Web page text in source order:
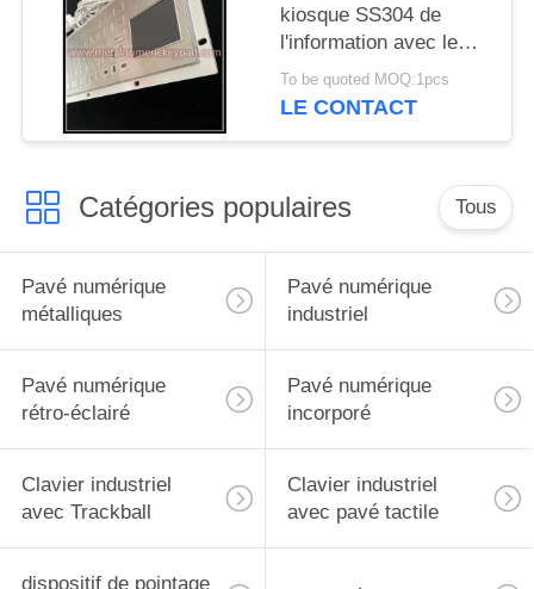
kiosque SS304 de
l'information avec le
Touchpad imperméable
To be quoted MOQ:1pcs
LE CONTACT
Catégories populaires Tous
Pavé numérique
métalliques
Pavé numérique
industriel
Pavé numérique
rétro-éclairé
Pavé numérique
incorporé
Clavier industriel
avec Trackball
Clavier industriel
avec pavé tactile
dispositif de pointage